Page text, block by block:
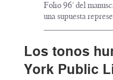
Folio 96’ del
una supuesta
Los tonos
York Public